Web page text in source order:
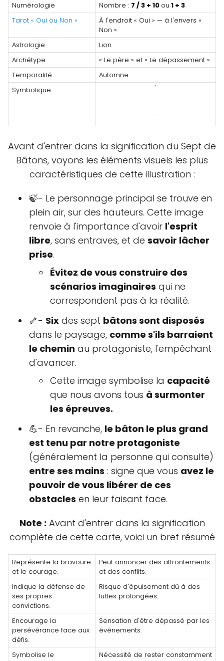
Numérologie
Nombre : 7 / 3 + 10 ou 1 + 3
Tarot « Oui ou Non »
À l'endroit « Oui » — à l'envers «
Non »
Astrologie
Lion
Archétype
« Le père » et « Le dépassement »
Temporalité
Automne
Symbolique
Avant d'entrer dans la signification du Sept de
Bâtons, voyons les éléments visuels les plus
caractéristiques de cette illustration :
🍃- Le personnage principal se trouve en
plein air, sur des hauteurs. Cette image
renvoie à l'importance d'avoir l'esprit
libre, sans entraves, et de savoir lâcher
prise.
Évitez de vous construire des
scénarios imaginaires qui ne
correspondent pas à la réalité.
🦴- Six des sept bâtons sont disposés
dans le paysage, comme s'ils barraient
le chemin au protagoniste, l'empêchant
d'avancer.
Cette image symbolise la capacité
que nous avons tous à surmonter
les épreuves.
💪- En revanche, le bâton le plus grand
est tenu par notre protagoniste
(généralement la personne qui consulte)
entre ses mains : signe que vous avez le
pouvoir de vous libérer de ces
obstacles en leur faisant face.
Note : Avant d'entrer dans la signification
complète de cette carte, voici un bref résumé
Représente la bravoure
et le courage.
Peut annoncer des affrontements
et des conflits.
Indique la défense de
ses propres
convictions.
Risque d'épuisement dû à des
luttes prolongées.
Encourage la
persévérance face aux
défis.
Sensation d'être dépassé par les
événements.
Symbolise le
Nécessité de rester constamment